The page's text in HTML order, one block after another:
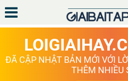
ĐÃ CẬP NHẬT BẢN MỚI VỚI
THÊM NHIỀU